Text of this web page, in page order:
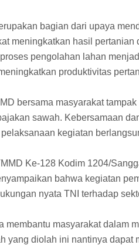
bagian dari upaya
meningkatkan hasil
pengolahan lahan
produktivitas
bersama masyarakat
sawah. Kebersamaan
kegiatan
Ke-128 Kodim 1204/
bahwa kegiatan
nyata TNI terhadap
membantu masyarakat dalam
yang diolah ini nantinya dapat